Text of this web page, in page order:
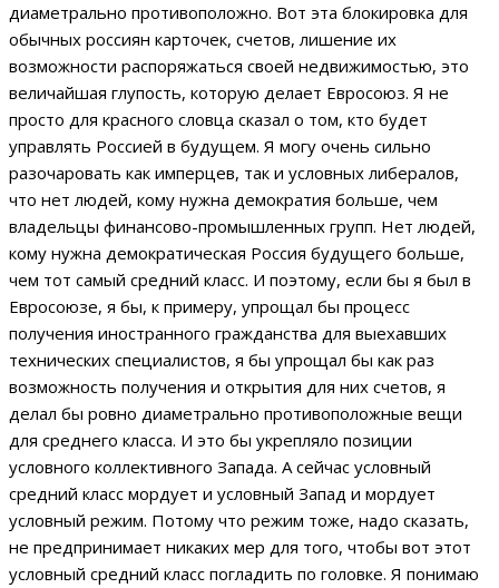
диаметрально противоположно. Вот эта блокировка для
обычных россиян карточек, счетов, лишение их
возможности распоряжаться своей недвижимостью, это
величайшая глупость, которую делает Евросоюз. Я не
просто для красного словца сказал о том, кто будет
управлять Россией в будущем. Я могу очень сильно
разочаровать как имперцев, так и условных либералов,
что нет людей, кому нужна демократия больше, чем
владельцы финансово-промышленных групп. Нет людей,
кому нужна демократическая Россия будущего больше,
чем тот самый средний класс. И поэтому, если бы я был в
Евросоюзе, я бы, к примеру, упрощал бы процесс
получения иностранного гражданства для выехавших
технических специалистов, я бы упрощал бы как раз
возможность получения и открытия для них счетов, я
делал бы ровно диаметрально противоположные вещи
для среднего класса. И это бы укрепляло позиции
условного коллективного Запада. А сейчас условный
средний класс мордует и условный Запад и мордует
условный режим. Потому что режим тоже, надо сказать,
не предпринимает никаких мер для того, чтобы вот этот
условный средний класс погладить по головке. Я понимаю